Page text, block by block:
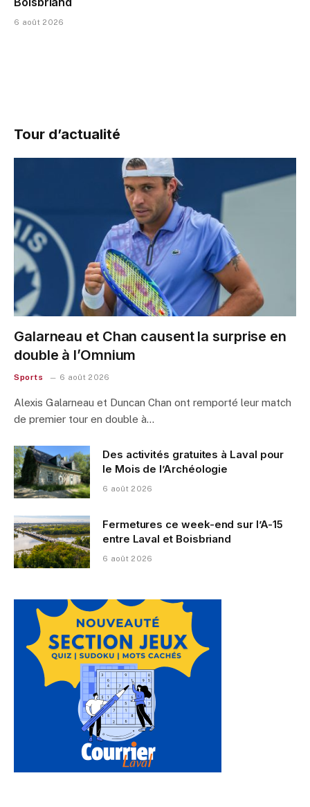
6 août 2026
Tour d’actualité
Galarneau et Chan causent la surprise en
double à l’Omnium
Sports 6 août 2026
Alexis Galarneau et Duncan Chan ont remporté leur match
de premier tour en double à…
Des activités gratuites à Laval pour
le Mois de l’Archéologie
6 août 2026
Fermetures ce week-end sur l’A-15
entre Laval et Boisbriand
6 août 2026